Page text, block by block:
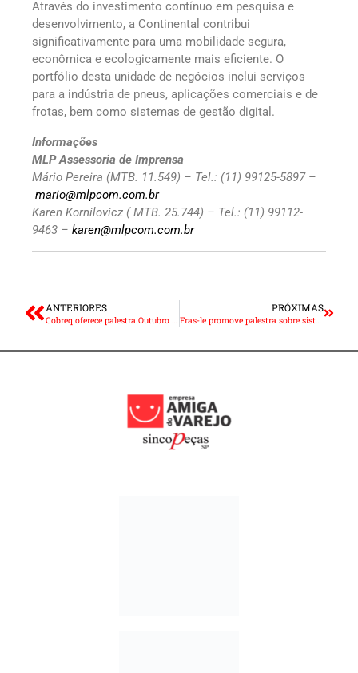
Através do investimento contínuo em pesquisa e
desenvolvimento, a Continental contribui
significativamente para uma mobilidade segura,
econômica e ecologicamente mais eficiente. O
portfólio desta unidade de negócios inclui serviços
para a indústria de pneus, aplicações comerciais e de
frotas, bem como sistemas de gestão digital.
Informações
MLP Assessoria de Imprensa
Mário Pereira (MTB. 11.549) – Tel.: (11) 99125-5897 –
mario@mlpcom.com.br
Karen Kornilovicz ( MTB. 25.744) – Tel.: (11) 99112-
9463 – karen@mlpcom.com.br
ANTERIORES
Cobreq oferece palestra Outubro Rosa
PRÓXIMAS
Fras-le promove palestra sobre sistema de freio no 5º Congresso Brasileiro de Mecânicos